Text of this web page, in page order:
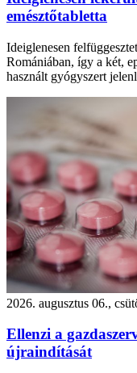
emésztőtabletta
Ideiglenesen
Romániában, így a két,
használt gyógyszert
2026. augusztus 06.,
Ellenzi a
újraindítását